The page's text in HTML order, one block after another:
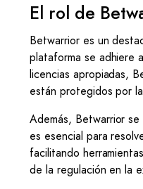
El rol de
Betwarrior es un
plataforma se adhiere
licencias apropiadas,
están protegidos por
Además, Betwarrior
es esencial para
facilitando
de la regulación en la